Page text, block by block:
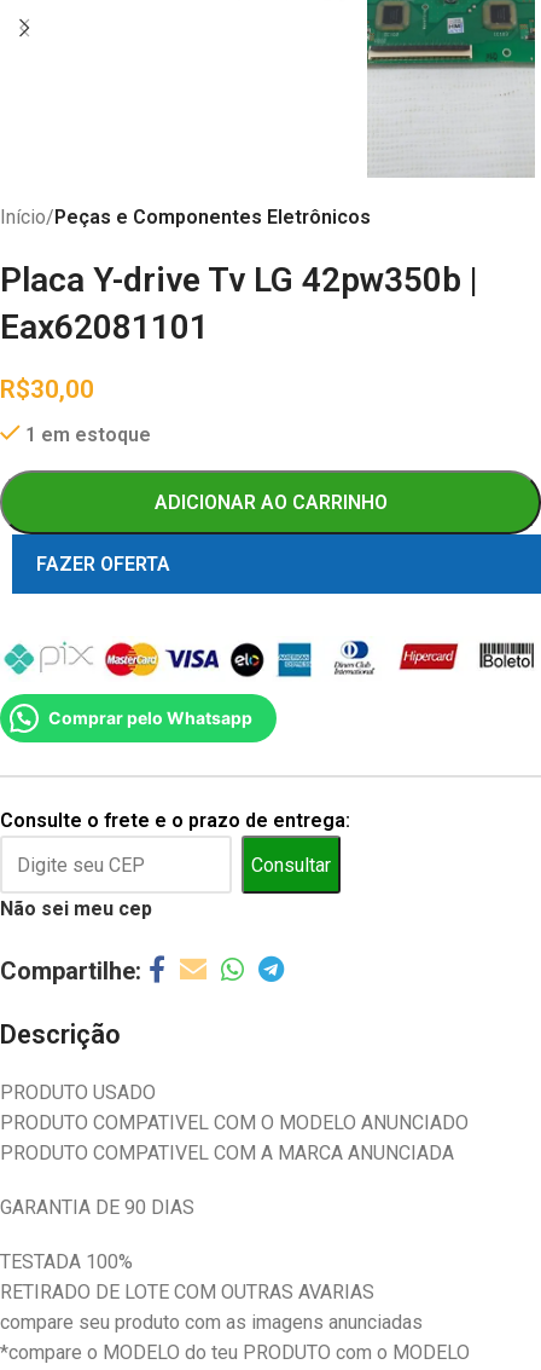
Início Peças e Componentes Eletrônicos
Placa Y-drive Tv LG 42pw350b |
Eax62081101
R$30,00
1 em estoque
ADICIONAR AO CARRINHO
FAZER OFERTA
Comprar pelo Whatsapp
Consulte o frete e o prazo de entrega:
Consultar
Não sei meu cep
Descrição
PRODUTO USADO
PRODUTO COMPATIVEL COM O MODELO ANUNCIADO
PRODUTO COMPATIVEL COM A MARCA ANUNCIADA
GARANTIA DE 90 DIAS
TESTADA 100%
RETIRADO DE LOTE COM OUTRAS AVARIAS
compare seu produto com as imagens anunciadas
*compare o MODELO do teu PRODUTO com o MODELO